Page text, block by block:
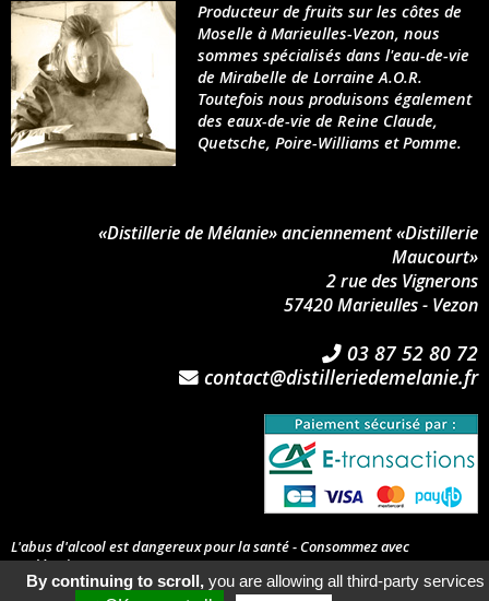
Producteur de fruits sur les côtes de
Moselle à Marieulles-Vezon, nous
sommes spécialisés dans l'eau-de-vie
de Mirabelle de Lorraine A.O.R.
Toutefois nous produisons également
des eaux-de-vie de Reine Claude,
Quetsche, Poire-Williams et Pomme.
«Distillerie de Mélanie» anciennement «Distillerie
Maucourt»
2 rue des Vignerons
57420 Marieulles - Vezon
03 87 52 80 72
contact@distilleriedemelanie.fr
L'abus d'alcool est dangereux pour la santé - Consommez avec
modération.
General Terms & Conditions of Sale-Imprint©2026 Distillerie de
By continuing to scroll, you are allowing all third-party services